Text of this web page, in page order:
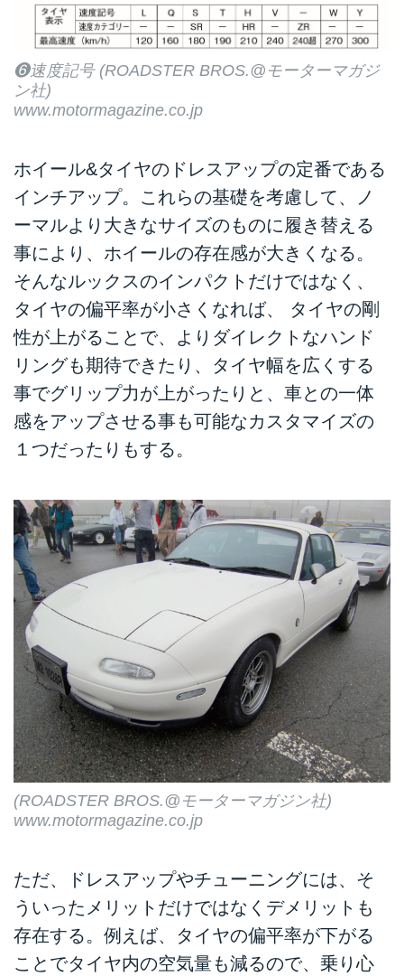
❻速度記号 (ROADSTER BROS.@モーターマガジ
ン社)
www.motormagazine.co.jp
ホイール&タイヤのドレスアップの定番である
インチアップ。これらの基礎を考慮して、ノ
ーマルより大きなサイズのものに履き替える
事により、ホイールの存在感が大きくなる。
そんなルックスのインパクトだけではなく、
タイヤの偏平率が小さくなれば、 タイヤの剛
性が上がることで、よりダイレクトなハンド
リングも期待できたり、タイヤ幅を広くする
事でグリップ力が上がったりと、車との一体
感をアップさせる事も可能なカスタマイズの
１つだったりもする。
(ROADSTER BROS.@モーターマガジン社)
www.motormagazine.co.jp
ただ、ドレスアップやチューニングには、そ
ういったメリットだけではなくデメリットも
存在する。例えば、タイヤの偏平率が下がる
ことでタイヤ内の空気量も減るので、乗り心